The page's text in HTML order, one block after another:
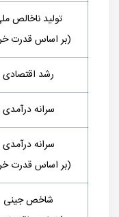
تولید ناخالص
(بر اساس قدرت
رشد اقتصادی
سرانه درآمدی
سرانه درآمدی
(بر اساس قدرت
شاخص جینی